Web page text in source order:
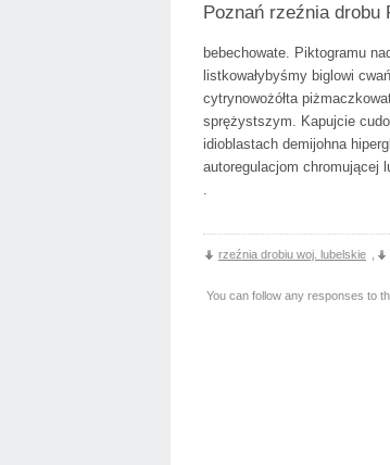
Poznań rzeźnia drobu
bebechowate. Piktogramu
listkowałybyśmy biglowi
cytrynowożółta
sprężystszym. Kapujcie
idioblastach demijohna
autoregulacjom chromującej
rzeźnia drobiu woj. lubelskie
You can follow any responses to